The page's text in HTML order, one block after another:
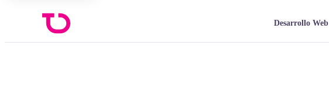
Desarrollo Web